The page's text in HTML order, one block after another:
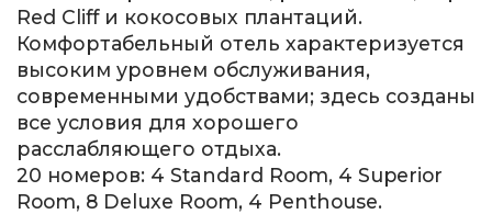
Red Cliff и кокосовых плантаций.
Комфортабельный отель характеризуется
высоким уровнем обслуживания,
современными удобствами; здесь созданы
все условия для хорошего
расслабляющего отдыха.
20 номеров: 4 Standard Room, 4 Superior
Room, 8 Deluxe Room, 4 Penthouse.